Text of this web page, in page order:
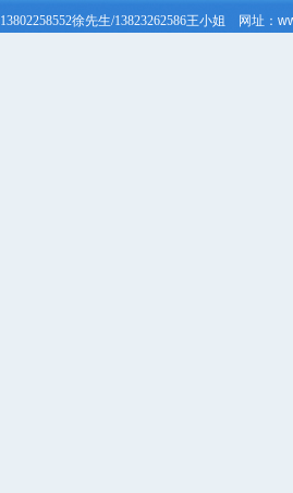
13802258552徐先生/13823262586王小姐 网址：